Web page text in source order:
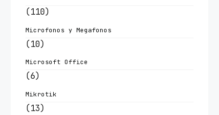
(110)
Microfonos y Megafonos
(10)
Microsoft Office
(6)
Mikrotik
(13)